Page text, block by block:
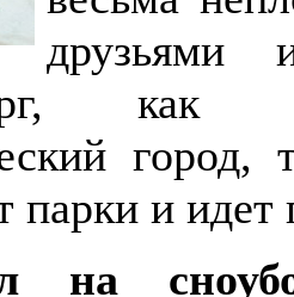
друзьями
как
парки и
на